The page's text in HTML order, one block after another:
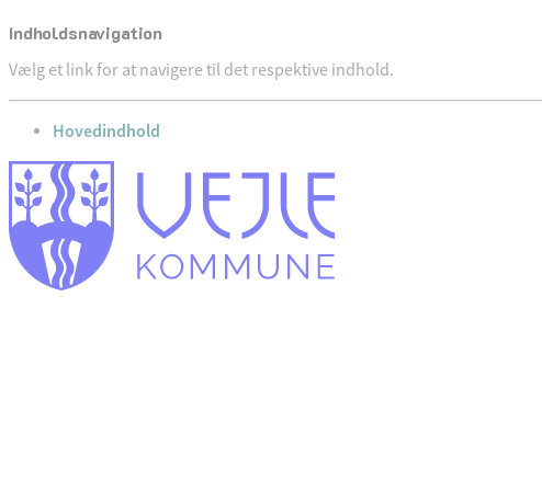
Indholdsnavigation
Vælg et link for at navigere til det respektive indhold.
gå til
Hovedindhold